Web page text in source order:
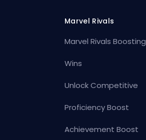
Marvel Rivals
Marvel Rivals Boosting
Wins
Unlock Competitive
Proficiency Boost
Achievement Boost